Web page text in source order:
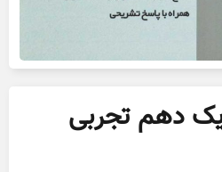
دهم تجربی